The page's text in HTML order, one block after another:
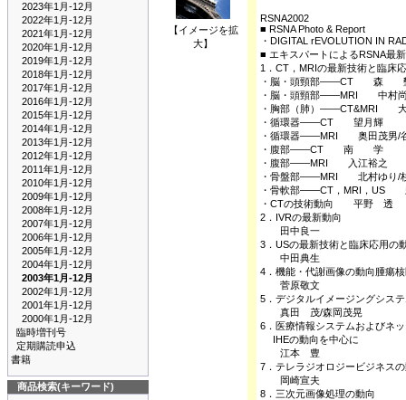
2023年1月-12月
2022年1月-12月
2021年1月-12月
2020年1月-12月
2019年1月-12月
2018年1月-12月
2017年1月-12月
2016年1月-12月
2015年1月-12月
2014年1月-12月
2013年1月-12月
2012年1月-12月
2011年1月-12月
2010年1月-12月
2009年1月-12月
2008年1月-12月
2007年1月-12月
2006年1月-12月
2005年1月-12月
2004年1月-12月
2003年1月-12月
2002年1月-12月
2001年1月-12月
2000年1月-12月
臨時増刊号
定期購読申込
書籍
商品検索(キーワード)
【イメージを拡
大】
RSNA2002
■ RSNA Photo & Report
・DIGITAL rEVOLUTION IN
■ エキスパートによるRSNA最
1．CT，MRIの最新技術と臨床
・脳・頭頸部――CT 森
・脳・頭頸部――MRI 中村
・胸部（肺）――CT&MRI 大
・循環器――CT 望月輝
・循環器――MRI 奥田茂男/
・腹部――CT 南 学
・腹部――MRI 入江裕之
・骨盤部――MRI 北村ゆり/
・骨軟部――CT，MRI，US
・CTの技術動向 平野 透
2．IVRの最新動向
田中良一
3．USの最新技術と臨床応用
中田典生
4．機能・代謝画像の動向腫瘍
菅原敬文
5．デジタルイメージングシス
真田 茂/森岡茂晃
6．医療情報システムおよびネ
IHEの動向を中心に
江本 豊
7．テレラジオロジービジネス
岡崎宣夫
8．三次元画像処理の動向